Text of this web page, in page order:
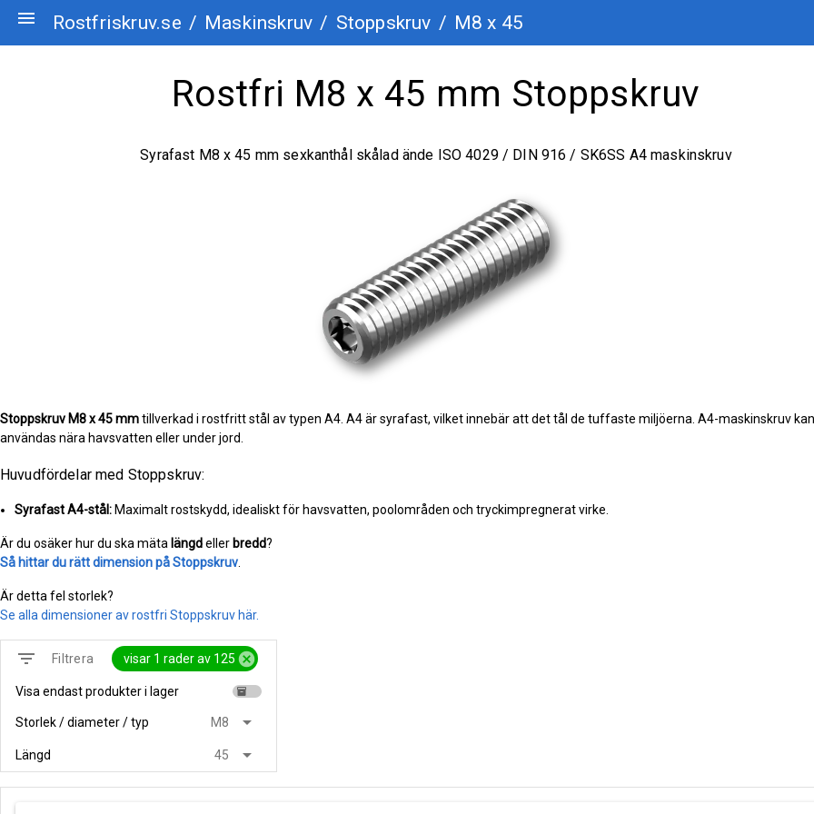
menu Rostfriskruv.se / Maskinskruv / Stoppskruv / M8 x 45
Rostfri M8 x 45 mm Stoppskruv
Syrafast M8 x 45 mm sexkanthål skålad ände ISO 4029 / DIN 916 / SK6SS A4 maskinskruv
Stoppskruv M8 x 45 mmtillverkad i rostfritt stål av typen A4. A4 är syrafast, vilket innebär att det tål de tuffaste miljöerna. A4-maskinskruv
användas nära havsvatten eller under jord.
Huvudfördelar med Stoppskruv:
Syrafast A4-stål: Maximalt rostskydd, idealiskt för havsvatten, poolområden och tryckimpregnerat virke.
Är du osäker hur du ska mäta längdeller bredd?
Så hittar du rätt dimension på Stoppskruv
Är detta fel storlek?
Se alla dimensioner av rostfri Stoppskruv här.
filter_list Filtrera visar 1 rader av 125 cancel
Visa endast produkter i lager inventory
Storlek / diameter / typ M8 arrow_drop_down
Längd 45 arrow_drop_down